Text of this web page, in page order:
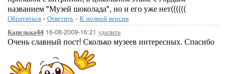
названием "Музей шоколада", но и его уже нет((((((
Обратиться - Ответить - К полной версии
Капелька44 16-08-2009-16:21 удалить
Очень славный пост! Сколько музеев интересных. Спасибо